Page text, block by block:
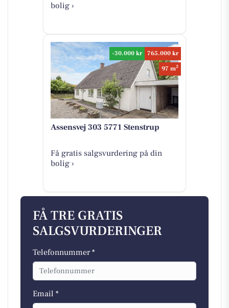
bolig ›
-30.000 kr
765.000 kr
97 m2
Assensvej 303 5771 Stenstrup
Få gratis salgsvurdering på din
bolig ›
FÅ TRE GRATIS
SALGSVURDERINGER
Telefonnummer *
Email *